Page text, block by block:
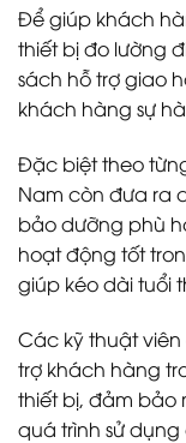
Để giúp khách
thiết bị đo lường
sách hỗ trợ giao
khách hàng sự
Đặc biệt theo
Nam còn đưa ra
bảo dưỡng phù
hoạt động tốt
giúp kéo dài tuổi
Các kỹ thuật viên
trợ khách hàng
thiết bị, đảm bảo
quá trình sử